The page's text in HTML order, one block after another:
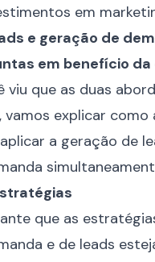
em
e geração de
em benefício da
viu que as duas
vamos explicar como
a geração de
que as
e de leads